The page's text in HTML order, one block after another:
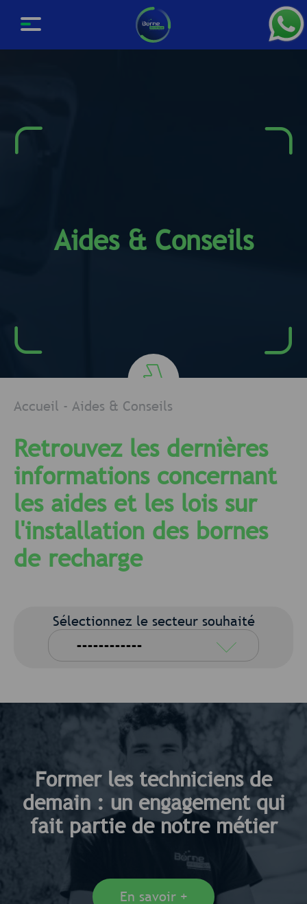
Aides & Conseils
Accueil - Aides & Conseils
Retrouvez les dernières
informations concernant
les aides et les lois sur
l'installation des bornes
de recharge
Sélectionnez le secteur souhaité
Former les techniciens de
demain : un engagement qui
fait partie de notre métier
En savoir +